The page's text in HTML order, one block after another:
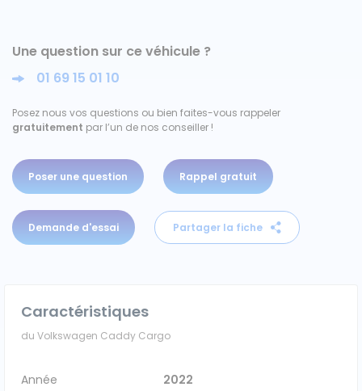
Iveco
Nissan
Peugeot
Renault
Volkswagen
Véhicules 0 km
Tous les véhicules
Une question sur ce véhicule ?
01 69 15 01 10
Posez nous vos questions ou bien faites-vous rappeler
gratuitement par l’un de nos conseiller !
Poser une question Rappel gratuit
Demande d'essai Partager la fiche
Caractéristiques
du Volkswagen Caddy Cargo
Année
2022